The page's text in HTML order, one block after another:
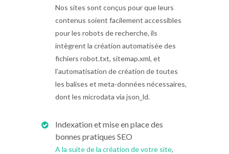
Nos sites sont conçus pour que leurs
contenus soient facilement accessibles
pour les robots de recherche, ils
intègrent la création automatisée des
fichiers robot.txt, sitemap.xml, et
l'automatisation de création de toutes
les balises et meta-données nécessaires,
dont les microdata via json_ld.
Indexation et mise en place des
bonnes pratiques SEO
A la suite de la création de votre site,